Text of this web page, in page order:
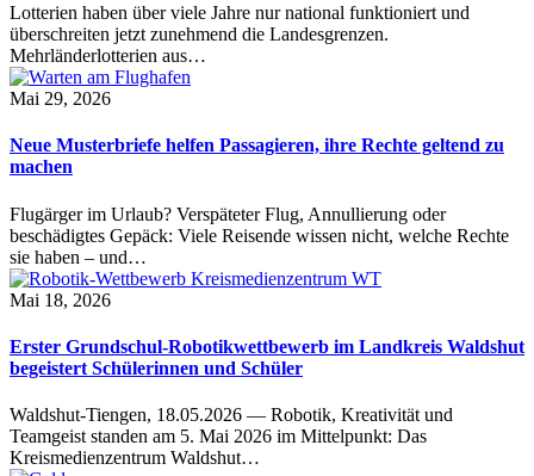
Lotterien haben über viele Jahre nur national funktioniert und
überschreiten jetzt zunehmend die Landesgrenzen.
Mehrländerlotterien aus…
Mai 29, 2026
Neue Musterbriefe helfen Passagieren, ihre Rechte geltend zu
machen
Flugärger im Urlaub? Verspäteter Flug, Annullierung oder
beschädigtes Gepäck: Viele Reisende wissen nicht, welche Rechte
sie haben – und…
Mai 18, 2026
Erster Grundschul-Robotikwettbewerb im Landkreis Waldshut
begeistert Schülerinnen und Schüler
Waldshut-Tiengen, 18.05.2026 — Robotik, Kreativität und
Teamgeist standen am 5. Mai 2026 im Mittelpunkt: Das
Kreismedienzentrum Waldshut…